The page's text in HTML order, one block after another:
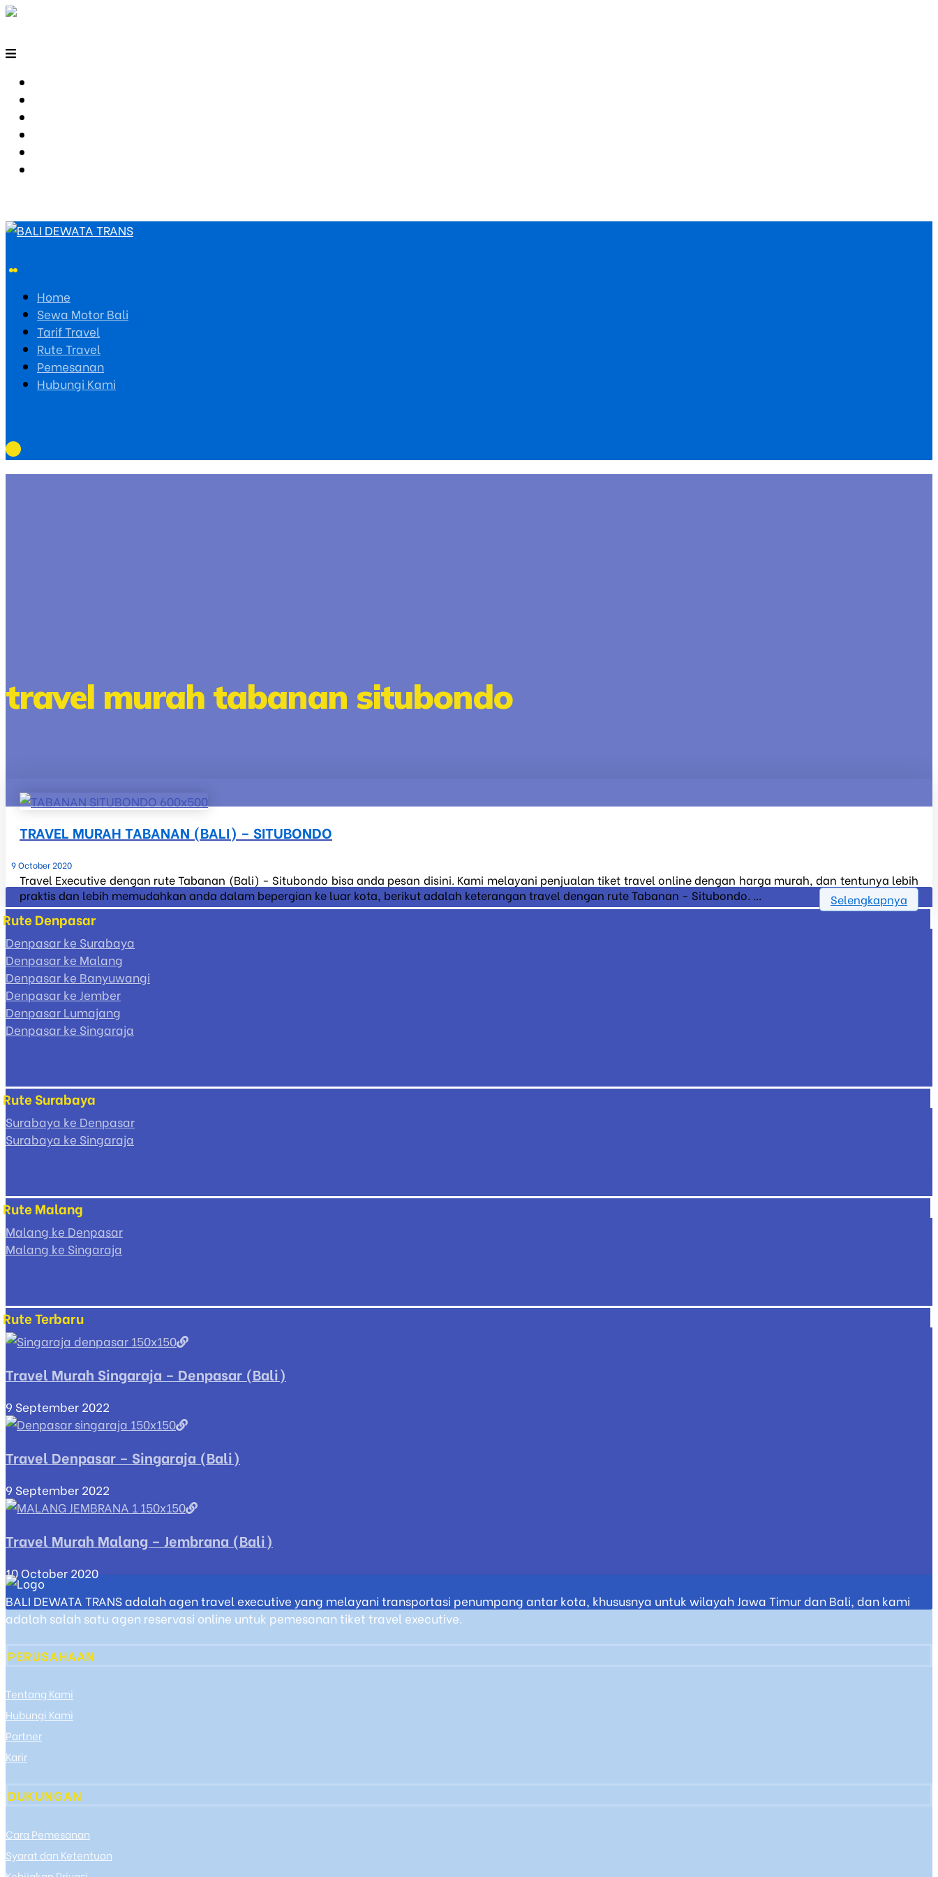
Home
Sewa Motor Bali
Tarif Travel
Rute Travel
Pemesanan
Hubungi Kami
travel murah tabanan situbondo
TRAVEL MURAH TABANAN (BALI) – SITUBONDO
9 October 2020
Travel Executive dengan rute Tabanan (Bali) - Situbondo bisa anda pesan disini. Kami melayani penjualan tiket travel online dengan harga murah, dan tentunya lebih
praktis dan lebih memudahkan anda dalam bepergian ke luar kota, berikut adalah keterangan travel dengan rute Tabanan - Situbondo. ...
Selengkapnya
Rute Denpasar
Denpasar ke Surabaya
Denpasar ke Malang
Denpasar ke Banyuwangi
Denpasar ke Jember
Denpasar Lumajang
Denpasar ke Singaraja
Rute Surabaya
Surabaya ke Denpasar
Surabaya ke Singaraja
Rute Malang
Malang ke Denpasar
Malang ke Singaraja
Rute Terbaru
Travel Murah Singaraja – Denpasar (Bali)
9 September 2022
Travel Denpasar – Singaraja (Bali)
9 September 2022
Travel Murah Malang – Jembrana (Bali)
10 October 2020
BALI DEWATA TRANS adalah agen travel executive yang melayani transportasi penumpang antar kota, khususnya untuk wilayah Jawa Timur dan Bali, dan kami
adalah salah satu agen reservasi online untuk pemesanan tiket travel executive.
PERUSAHAAN
Tentang Kami
Hubungi Kami
Partner
Karir
DUKUNGAN
Cara Pemesanan
Syarat dan Ketentuan